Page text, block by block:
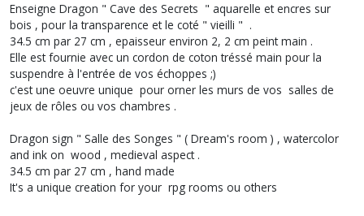
Enseigne Dragon " Cave des Secrets " aquarelle et encres sur
bois , pour la transparence et le coté " vieilli " .
34.5 cm par 27 cm , epaisseur environ 2, 2 cm peint main .
Elle est fournie avec un cordon de coton tréssé main pour la
suspendre à l'entrée de vos échoppes ;)
c'est une oeuvre unique pour orner les murs de vos salles de
jeux de rôles ou vos chambres .
Dragon sign " Salle des Songes " ( Dream's room ) , watercolor
and ink on wood , medieval aspect .
34.5 cm par 27 cm , hand made
It's a unique creation for your rpg rooms ou others